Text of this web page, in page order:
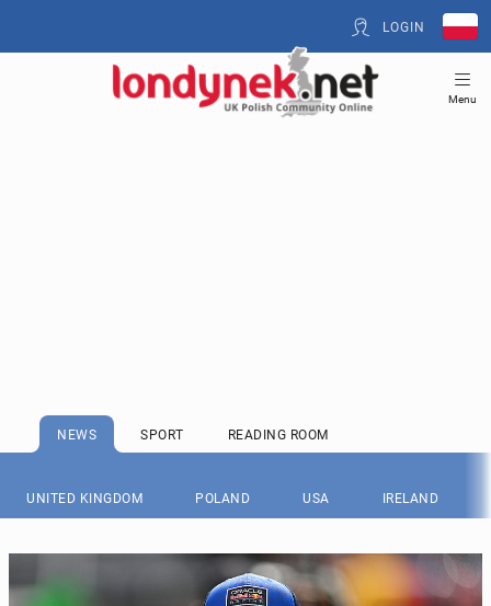
LOGIN
Menu
NEWS SPORT READING ROOM
UNITED KINGDOM POLAND USA IRELAND